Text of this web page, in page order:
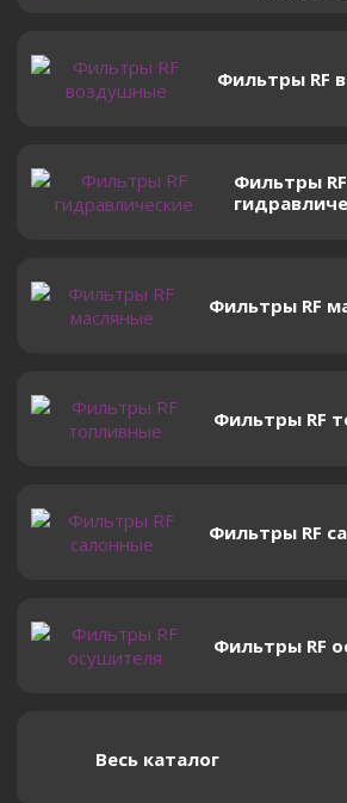
Фильтры RF
Фильтры RF
Фильтры RF
Фильтры RF
Фильтры RF
Фильтры RF
Весь каталог